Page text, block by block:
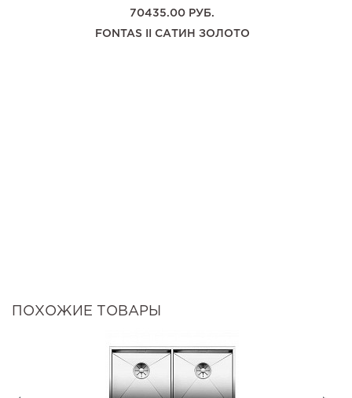
70435.00 РУБ.
FONTAS II САТИН ЗОЛОТО
ПОХОЖИЕ ТОВАРЫ